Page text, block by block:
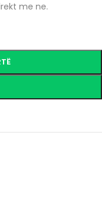
me ne.